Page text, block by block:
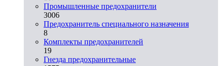
Промышленные предохранители
3006
Предохранитель специального назначения
8
Комплекты предохранителей
19
Гнезда предохранительные